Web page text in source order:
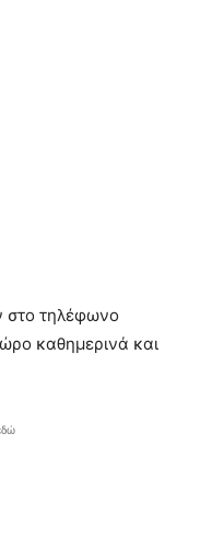
στο τηλέφωνο
καθημερινά και